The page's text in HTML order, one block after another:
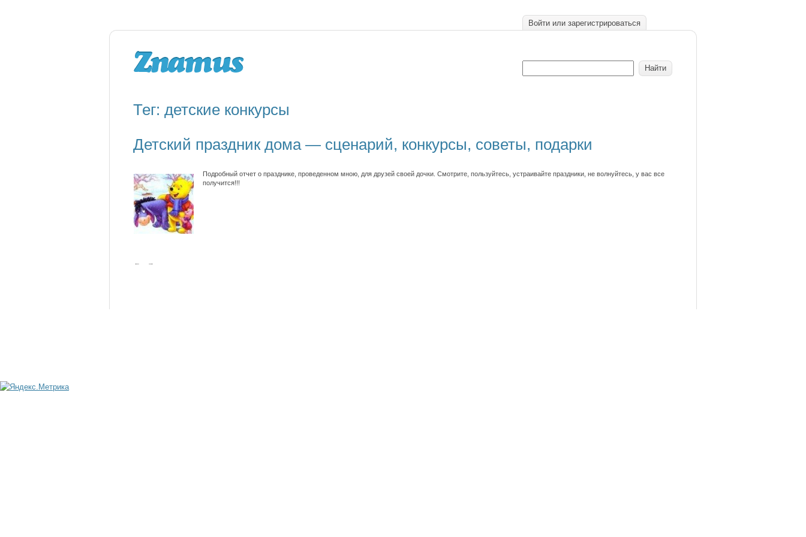
Войти или зарегистрироваться
Тег: детские конкурсы
Детский праздник дома — сценарий, конкурсы, советы, подарки
Подробный отчет о празднике, проведенном мною, для друзей своей дочки. Смотрите, пользуйтесь, устраивайте праздники, не волнуйтесь, у вас все
получится!!!
← →